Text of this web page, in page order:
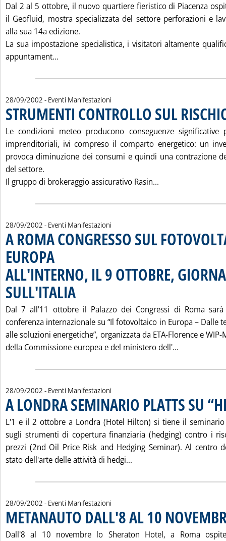
Dal 2 al 5 ottobre, il nuovo quartiere fieristico di Piacenza
il Geofluid, mostra specializzata del settore perforazioni e
alla sua 14a edizione.
La sua impostazione specialistica, i visitatori altamente
appuntament...
28/09/2002 - Eventi Manifestazioni
STRUMENTI CONTROLLO SUL
Le condizioni meteo producono conseguenze significative
imprenditoriali, ivi compreso il comparto energetico: un
provoca diminuzione dei consumi e quindi una contrazione
del settore.
Il gruppo di brokeraggio assicurativo Rasin...
28/09/2002 - Eventi Manifestazioni
A ROMA CONGRESSO SUL
EUROPA
ALL'INTERNO, IL 9 OTTOBRE,
SULL'ITALIA
Dal 7 all'11 ottobre il Palazzo dei Congressi di Roma
conferenza internazionale su “Il fotovoltaico in Europa – Dalle
alle soluzioni energetiche”, organizzata da ETA-Florence e
della Commissione europea e del ministero dell'...
28/09/2002 - Eventi Manifestazioni
A LONDRA SEMINARIO PLATTS SU
L'1 e il 2 ottobre a Londra (Hotel Hilton) si tiene il seminario
sugli strumenti di copertura finanziaria (hedging) contro i
prezzi (2nd Oil Price Risk and Hedging Seminar). Al centro
stato dell'arte delle attività di hedgi...
28/09/2002 - Eventi Manifestazioni
METANAUTO DALL'8 AL 10
Dall'8 al 10 novembre lo Sheraton Hotel, a Roma